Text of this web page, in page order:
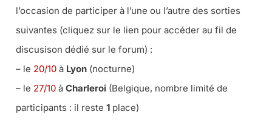
l’occasion de participer à l’une ou l’autre des sorties
suivantes (cliquez sur le lien pour accéder au fil de
discusison dédié sur le forum) :
– le 20/10 à Lyon (nocturne)
– le 27/10 à Charleroi (Belgique, nombre limité de
participants : il reste 1 place)